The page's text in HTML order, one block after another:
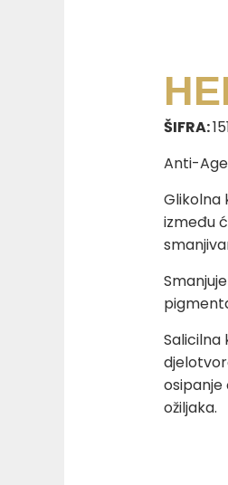
ŠIFRA:
Anti-
Glikolna
između
Salicilna
osipanje
ožiljaka.